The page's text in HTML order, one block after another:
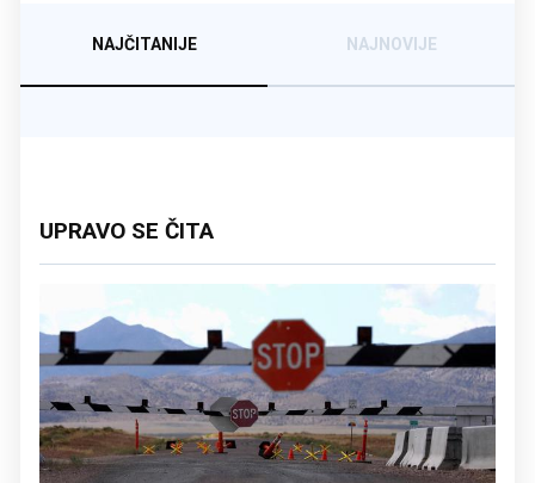
NAJČITANIJE NAJNOVIJE
UPRAVO SE ČITA